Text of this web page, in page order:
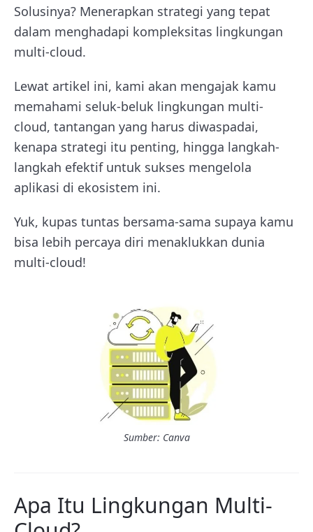
Solusinya? Menerapkan strategi yang tepat
dalam menghadapi kompleksitas lingkungan
multi-cloud.
Lewat artikel ini, kami akan mengajak kamu
memahami seluk-beluk lingkungan multi-
cloud, tantangan yang harus diwaspadai,
kenapa strategi itu penting, hingga langkah-
langkah efektif untuk sukses mengelola
aplikasi di ekosistem ini.
Yuk, kupas tuntas bersama-sama supaya kamu
bisa lebih percaya diri menaklukkan dunia
multi-cloud!
Sumber: Canva
Apa Itu Lingkungan Multi-